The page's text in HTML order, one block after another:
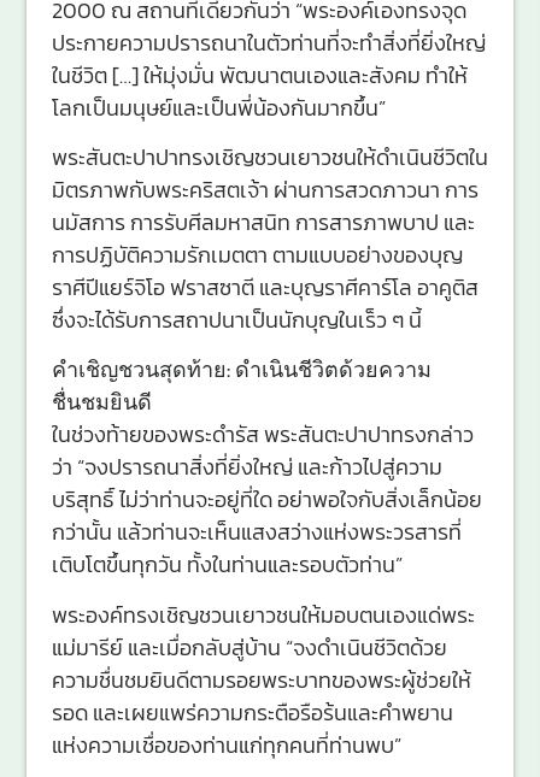
2000 ณ สถานที่เดียวกันว่า “พระองค์เองทรงจุด
ประกายความปรารถนาในตัวท่านที่จะทำสิ่งที่ยิ่งใหญ่
ในชีวิต […] ให้มุ่งมั่น พัฒนาตนเองและสังคม ทำให้
โลกเป็นมนุษย์และเป็นพี่น้องกันมากขึ้น”
พระสันตะปาปาทรงเชิญชวนเยาวชนให้ดำเนินชีวิตใน
มิตรภาพกับพระคริสตเจ้า ผ่านการสวดภาวนา การ
นมัสการ การรับศีลมหาสนิท การสารภาพบาป และ
การปฏิบัติความรักเมตตา ตามแบบอย่างของบุญ
ราศีปีแยร์จิโอ ฟราสซาตี และบุญราศีคาร์โล อาคูติส
ซึ่งจะได้รับการสถาปนาเป็นนักบุญในเร็ว ๆ นี้
คำเชิญชวนสุดท้าย: ดำเนินชีวิตด้วยความ
ชื่นชมยินดี
ในช่วงท้ายของพระดำรัส พระสันตะปาปาทรงกล่าว
ว่า “จงปรารถนาสิ่งที่ยิ่งใหญ่ และก้าวไปสู่ความ
บริสุทธิ์ ไม่ว่าท่านจะอยู่ที่ใด อย่าพอใจกับสิ่งเล็กน้อย
กว่านั้น แล้วท่านจะเห็นแสงสว่างแห่งพระวรสารที่
เติบโตขึ้นทุกวัน ทั้งในท่านและรอบตัวท่าน”
พระองค์ทรงเชิญชวนเยาวชนให้มอบตนเองแด่พระ
แม่มารีย์ และเมื่อกลับสู่บ้าน “จงดำเนินชีวิตด้วย
ความชื่นชมยินดีตามรอยพระบาทของพระผู้ช่วยให้
รอด และเผยแพร่ความกระตือรือร้นและคำพยาน
แห่งความเชื่อของท่านแก่ทุกคนที่ท่านพบ”